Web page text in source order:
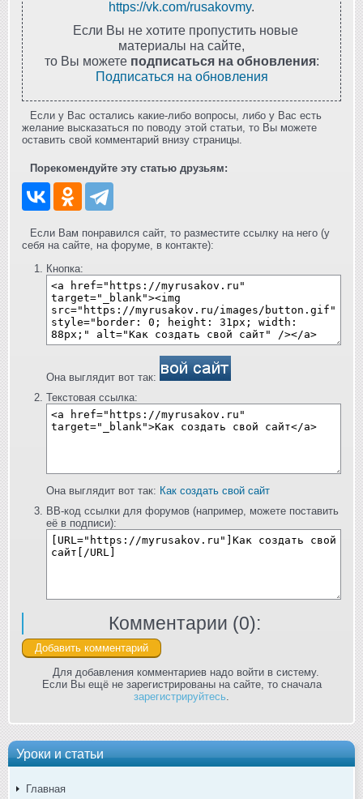
Уроки и статьи
Главная
https://vk.com/rusakovmy.
Если Вы не хотите пропустить новые
материалы на сайте,
то Вы можете подписаться на обновления:
Подписаться на обновления
Если у Вас остались какие-либо вопросы, либо у Вас есть
желание высказаться по поводу этой статьи, то Вы можете
оставить свой комментарий внизу страницы.
Порекомендуйте эту статью друзьям:
Если Вам понравился сайт, то разместите ссылку на него (у
себя на сайте, на форуме, в контакте):
Кнопка:
Она выглядит вот так:
Текстовая ссылка:
Она выглядит вот так: Как создать свой сайт
BB-код ссылки для форумов (например, можете поставить
её в подписи):
Комментарии (0):
Для добавления комментариев надо войти в систему.
Если Вы ещё не зарегистрированы на сайте, то сначала
зарегистрируйтесь.